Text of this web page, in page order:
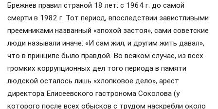
Брежнев правил страной 18 лет: с 1964 г. до самой
смерти в 1982 г. Тот период, впоследствии завистливыми
преемниками названный «эпохой застоя», сами советские
люди называли иначе: «И сам жил, и другим жить давал»,
что в принципе было правдой. Во всяком случае, из всех
громких коррупционных дел того периода в памяти
людской осталось лишь «хлопковое дело», арест
директора Елисеевского гастронома Соколова (у
которого после всех обысков с трудом наскребли около